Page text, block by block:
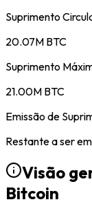
Suprimento
20.07M BTC
Suprimento
21.00M BTC
Emissão de
Restante a ser
Visão
Bitcoin